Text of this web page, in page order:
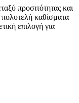
προσιτότητας και
καθίσματα
επιλογή για